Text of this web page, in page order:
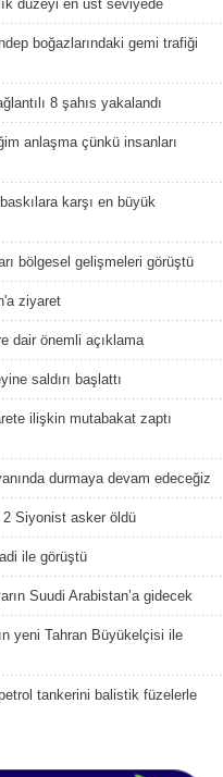
düzeyi en üst seviyede
boğazlarındaki gemi trafiği
8 şahıs yakalandı
anlaşma çünkü insanları
karşı en büyük
bölgesel gelişmeleri görüştü
ziyaret
dair önemli açıklama
saldırı başlattı
ilişkin mutabakat zaptı
durmaya devam edeceğiz
2 Siyonist asker öldü
ile görüştü
Suudi Arabistan’a gidecek
yeni Tahran Büyükelçisi ile
tankerini balistik füzelerle